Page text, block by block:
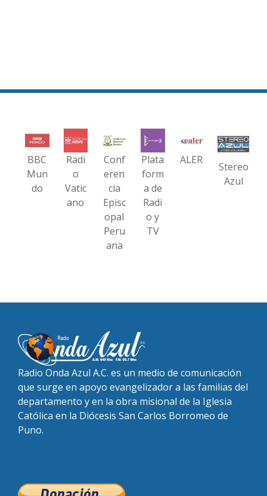
BBC
Mun
do
Radi
o
Vatic
ano
Conf
eren
cia
Episc
opal
Peru
ana
Plata
form
a de
Radi
o y
TV
ALER
Stereo
Azul
Radio Onda Azul A.C. es un medio de comunicación
que surge en apoyo evangelizador a las familias del
departamento y en la obra misional de la Iglesia
Católica en la Diócesis San Carlos Borromeo de
Puno.